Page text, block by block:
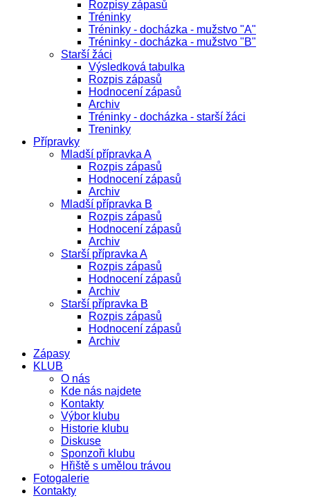
Rozpisy zápasů
Tréninky
Tréninky - docházka - mužstvo "A"
Tréninky - docházka - mužstvo "B"
Starší žáci
Výsledková tabulka
Rozpis zápasů
Hodnocení zápasů
Archiv
Tréninky - docházka - starší žáci
Treninky
Přípravky
Mladší přípravka A
Rozpis zápasů
Hodnocení zápasů
Archiv
Mladší přípravka B
Rozpis zápasů
Hodnocení zápasů
Archiv
Starší přípravka A
Rozpis zápasů
Hodnocení zápasů
Archiv
Starší přípravka B
Rozpis zápasů
Hodnocení zápasů
Archiv
Zápasy
KLUB
O nás
Kde nás najdete
Kontakty
Výbor klubu
Historie klubu
Diskuse
Sponzoři klubu
Hřiště s umělou trávou
Fotogalerie
Kontakty